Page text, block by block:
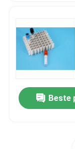
Beste